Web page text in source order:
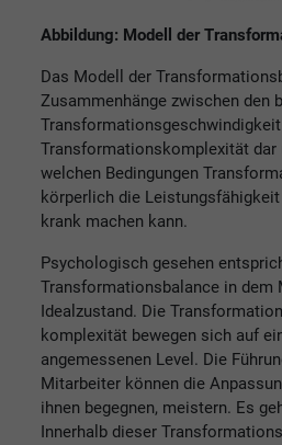
Abbildung: Modell der
Das Modell der
Zusammenhänge zwischen den
Transformationskomplexität dar
welchen Bedingungen
körperlich die
krank machen kann.
Psychologisch gesehen
Transformationsbalance in dem
Idealzustand. Die
komplexität bewegen sich auf
angemessenen Level. Die
Mitarbeiter können die
ihnen begegnen, meistern. Es
Innerhalb dieser